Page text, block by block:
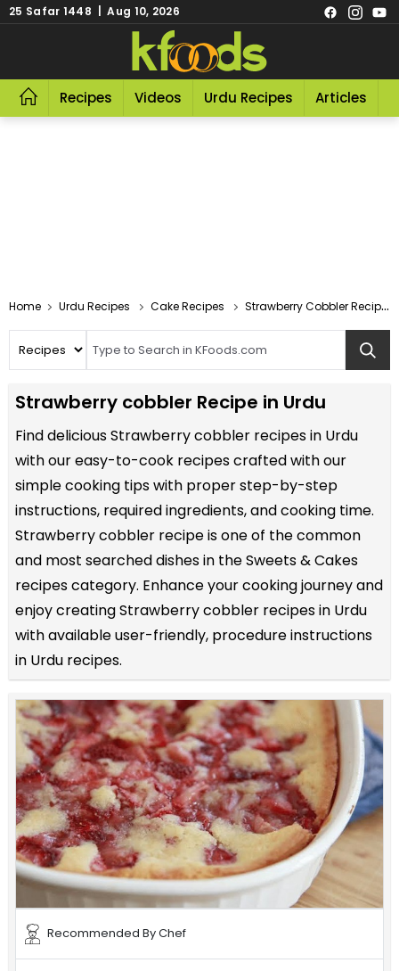
25 Safar 1448 | Aug 10, 2026
Recipes Videos Urdu Recipes Articles
Home Urdu Recipes Cake Recipes Strawberry Cobbler Recipe In Urdu
Strawberry cobbler Recipe in Urdu
Find delicious Strawberry cobbler recipes in Urdu
with our easy-to-cook recipes crafted with our
simple cooking tips with proper step-by-step
instructions, required ingredients, and cooking time.
Strawberry cobbler recipe is one of the common
and most searched dishes in the Sweets & Cakes
recipes category. Enhance your cooking journey and
enjoy creating Strawberry cobbler recipes in Urdu
with available user-friendly, procedure instructions
in Urdu recipes.
Recommended By Chef